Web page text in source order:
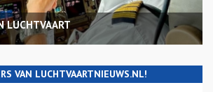
LUCHTVAART
VAN LUCHTVAARTNIEUWS.NL!